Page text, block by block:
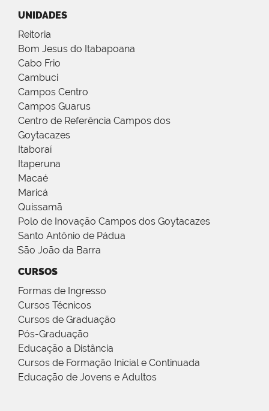
UNIDADES
Reitoria
Bom Jesus do Itabapoana
Cabo Frio
Cambuci
Campos Centro
Campos Guarus
Centro de Referência Campos dos
Goytacazes
Itaboraí
Itaperuna
Macaé
Maricá
Quissamã
Polo de Inovação Campos dos Goytacazes
Santo Antônio de Pádua
São João da Barra
CURSOS
Formas de Ingresso
Cursos Técnicos
Cursos de Graduação
Pós-Graduação
Educação a Distância
Cursos de Formação Inicial e Continuada
Educação de Jovens e Adultos